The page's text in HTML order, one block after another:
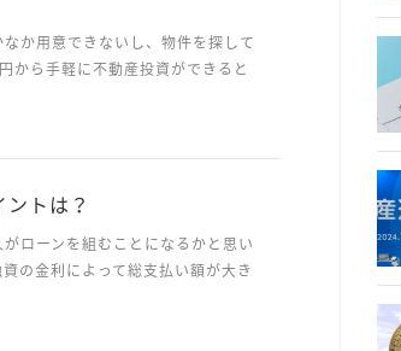
か用意できないし、物件を探して
から手軽に不動産投資ができると
いほど人気の高い...
トは？
ローンを組むことになるかと思い
の金利によって総支払い額が大き
融資の知識を持つことは必...